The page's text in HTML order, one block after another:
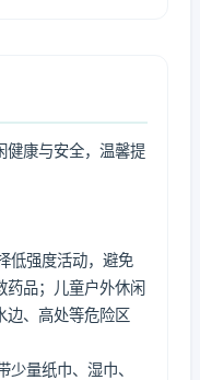
健康与安全，温馨提
低强度活动，避免
药品；儿童户外休闲
边、高处等危险区
量纸巾、湿巾、